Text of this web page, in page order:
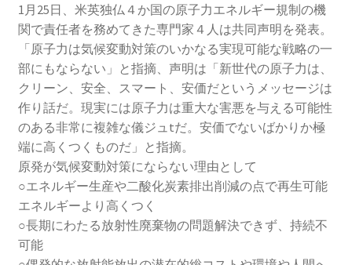
1月25日、米英独仏４か国の原子力エネルギー規制の機
関で責任者を務めてきた専門家４人は共同声明を発表。
「原子力は気候変動対策のいかなる実現可能な戦略の一
部にもならない」と指摘、声明は「新世代の原子力は、
クリーン、安全、スマート、安価だというメッセージは
作り話だ。現実には原子力は重大な害悪を与える可能性
のある非常に複雑な儀ジュtだ。安価でないばかりか極
端に高くつくものだ」と指摘。
原発が気候変動対策にならない理由として
○エネルギー生産や二酸化炭素排出削減の点で再生可能
エネルギーより高くつく
○長期にわたる放射性廃棄物の問題解決できず、持続不
可能